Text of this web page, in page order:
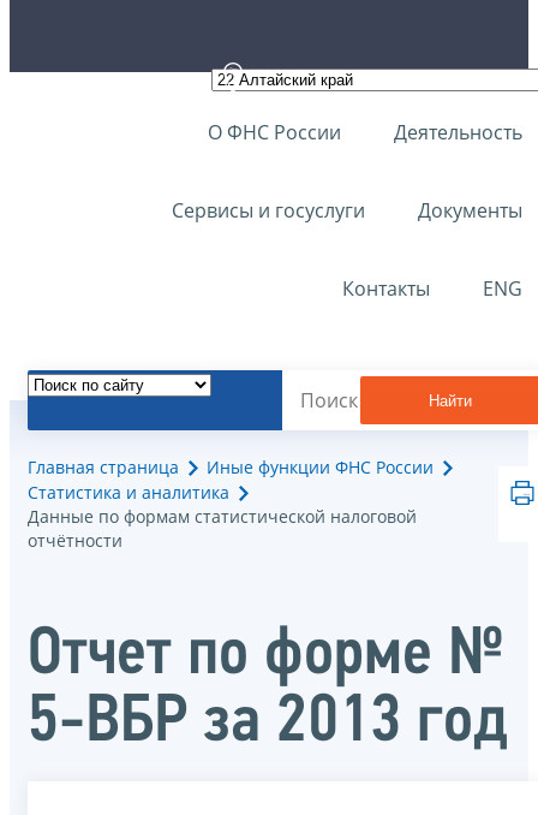
О ФНС России Деятельность
Сервисы и госуслуги Документы
Контакты ENG
Найти
Главная страница
Иные функции ФНС России
Статистика и аналитика
Данные по формам статистической налоговой
отчётности
Отчет по форме №
5-ВБР за 2013 год